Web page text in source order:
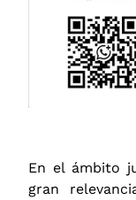
En el ámbito
gran